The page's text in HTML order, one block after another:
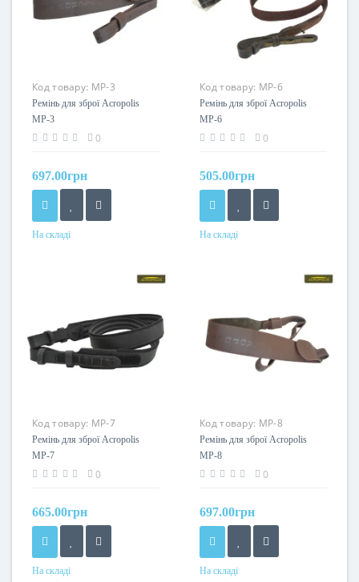
Код товару: МР-3
Ремінь для зброї Acropolis
МР-3
0
697.00грн
На складі
Код товару: МР-6
Ремінь для зброї Acropolis
МР-6
0
505.00грн
На складі
Код товару: МР-7
Ремінь для зброї Acropolis
МР-7
0
665.00грн
На складі
Код товару: МР-8
Ремінь для зброї Acropolis
МР-8
0
697.00грн
На складі